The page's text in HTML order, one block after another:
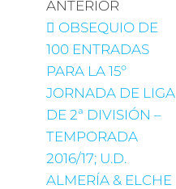
ANTERIOR
OBSEQUIO DE
100 ENTRADAS
PARA LA 15º
JORNADA DE LIGA
DE 2ª DIVISIÓN –
TEMPORADA
2016/17; U.D.
ALMERÍA & ELCHE